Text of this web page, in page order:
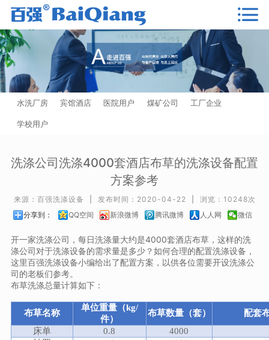
水洗厂房 宾馆酒店 医院用户 煤矿公司 工厂企业
学校用户
洗涤公司洗涤4000套酒店布草的洗涤设备配置
方案参考
来源：百强洗涤设备 发布时间：2020-04-22
浏览：10248次
分享到：
QQ空间 新浪微博 腾讯微博 人人网 微信
开一家洗涤公司，每日洗涤量大约是4000套酒店布草，这样的洗
涤公司对于洗涤设备的需求量是多少？如何合理的配置洗涤设备，
这里百强洗涤设备小编给出了配置方案，以供各位需要开设洗涤公
司的老板们参考。
布草洗涤总量计算如下：
布草名称
单位重量（kg/
件）
布草数量（套）
配套
床单
0.8 4000